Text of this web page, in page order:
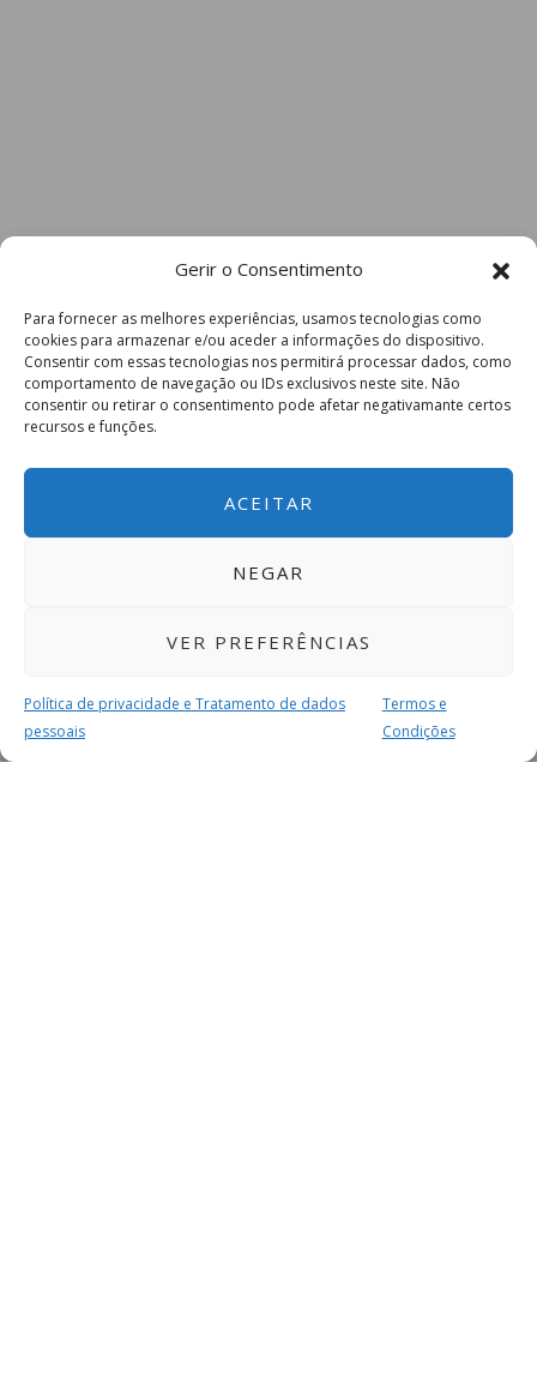
Gerir o Consentimento
Para fornecer as melhores experiências, usamos tecnologias como
cookies para armazenar e/ou aceder a informações do dispositivo.
Consentir com essas tecnologias nos permitirá processar dados, como
comportamento de navegação ou IDs exclusivos neste site. Não
consentir ou retirar o consentimento pode afetar negativamante certos
recursos e funções.
ACEITAR
NEGAR
VER PREFERÊNCIAS
Política de privacidade e Tratamento de dados
pessoais
Termos e
Condições